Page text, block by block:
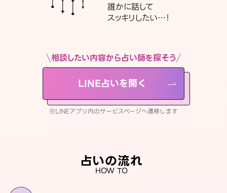
誰かに話して
スッキリしたい…！
相談したい内容から占い師を探そう
LINE占いを開く
※LINEアプリ内のサービスページへ遷移します
占いの流れ
HOW TO